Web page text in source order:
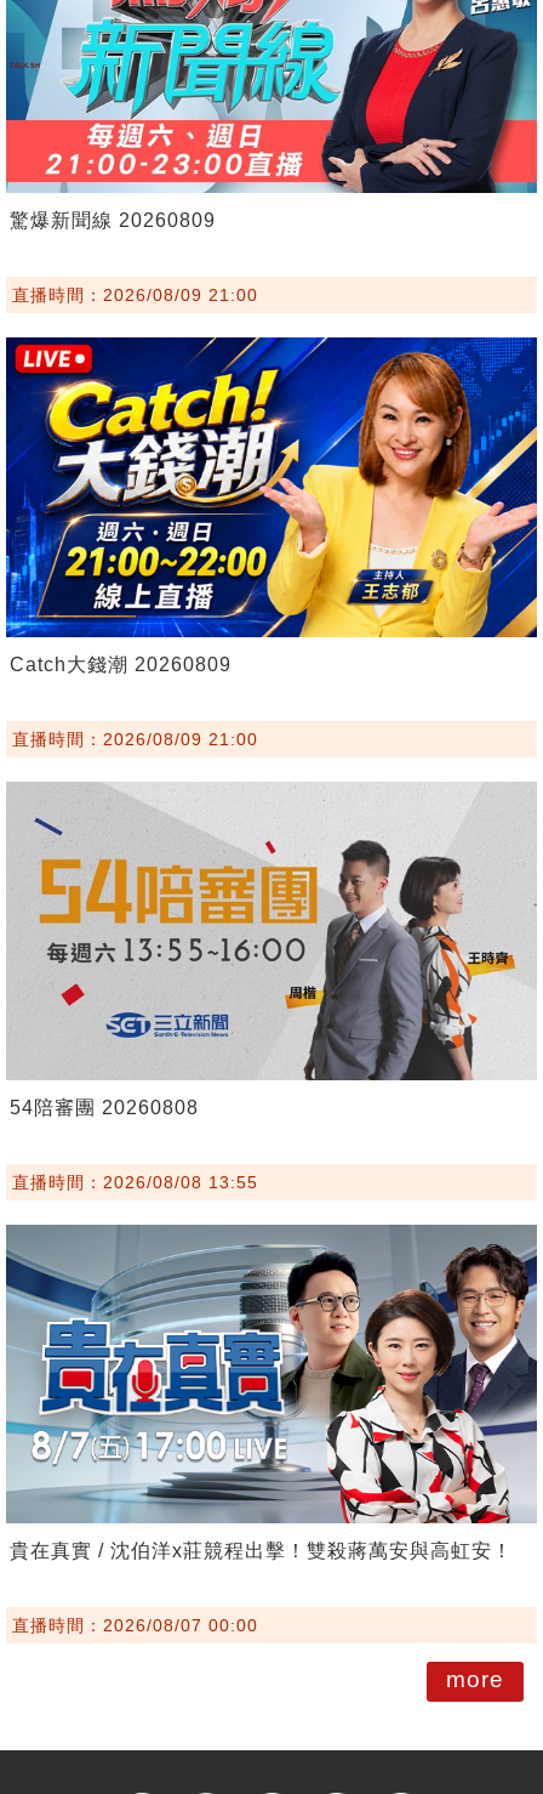
驚爆新聞線 20260809
直播時間：2026/08/09 21:00
Catch大錢潮 20260809
直播時間：2026/08/09 21:00
54陪審團 20260808
直播時間：2026/08/08 13:55
貴在真實 / 沈伯洋x莊競程出擊！雙殺蔣萬安與高虹安！
直播時間：2026/08/07 00:00
more